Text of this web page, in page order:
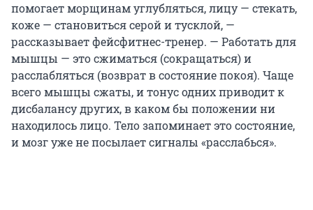
помогает морщинам углубляться, лицу — стекать,
коже — становиться серой и тусклой, —
рассказывает фейсфитнес-тренер. — Работать для
мышцы — это сжиматься (сокращаться) и
расслабляться (возврат в состояние покоя). Чаще
всего мышцы сжаты, и тонус одних приводит к
дисбалансу других, в каком бы положении ни
находилось лицо. Тело запоминает это состояние,
и мозг уже не посылает сигналы «расслабься».